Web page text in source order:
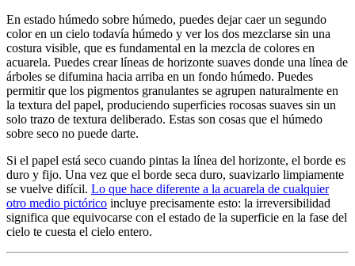
En estado húmedo sobre húmedo, puedes dejar caer un segundo
color en un cielo todavía húmedo y ver los dos mezclarse sin una
costura visible, que es fundamental en la mezcla de colores en
acuarela. Puedes crear líneas de horizonte suaves donde una línea de
árboles se difumina hacia arriba en un fondo húmedo. Puedes
permitir que los pigmentos granulantes se agrupen naturalmente en
la textura del papel, produciendo superficies rocosas suaves sin un
solo trazo de textura deliberado. Estas son cosas que el húmedo
sobre seco no puede darte.
Si el papel está seco cuando pintas la línea del horizonte, el borde es
duro y fijo. Una vez que el borde seca duro, suavizarlo limpiamente
se vuelve difícil. Lo que hace diferente a la acuarela de cualquier
otro medio pictórico incluye precisamente esto: la irreversibilidad
significa que equivocarse con el estado de la superficie en la fase del
cielo te cuesta el cielo entero.